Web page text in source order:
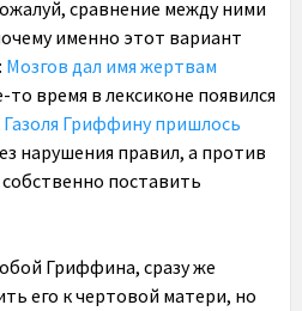
сравнение между ними
именно этот вариант
Мозгов дал имя жертвам
то время в лексиконе появился
Газоля Гриффину пришлось
нарушения правил, а против
поставить
Гриффина, сразу же
его к чертовой матери, но